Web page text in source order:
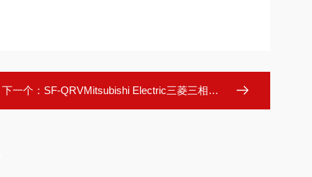
下一个： SF-QRVMitsubishi Electric三菱三相异步电机